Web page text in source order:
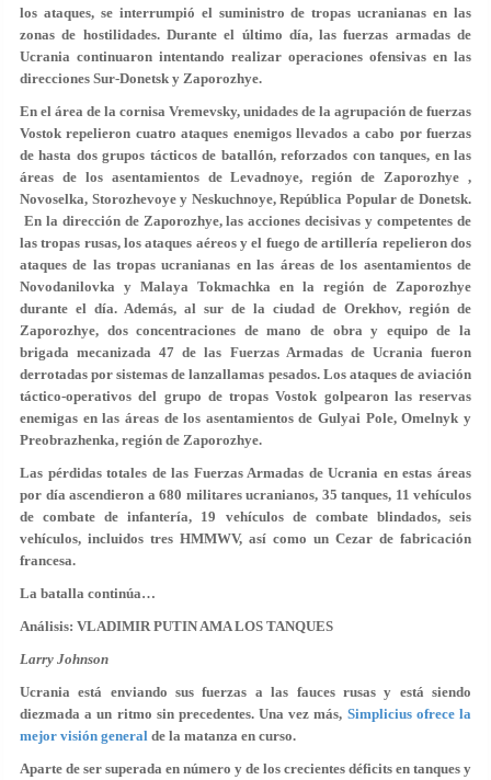
los ataques, se interrumpió el suministro de tropas ucranianas en las
zonas de hostilidades. Durante el último día, las fuerzas armadas de
Ucrania continuaron intentando realizar operaciones ofensivas en las
direcciones Sur-Donetsk y Zaporozhye.
En el área de la cornisa Vremevsky, unidades de la agrupación de fuerzas
Vostok repelieron cuatro ataques enemigos llevados a cabo por fuerzas
de hasta dos grupos tácticos de batallón, reforzados con tanques, en las
áreas de los asentamientos de Levadnoye, región de Zaporozhye ,
Novoselka, Storozhevoye y Neskuchnoye, República Popular de Donetsk.
En la dirección de Zaporozhye, las acciones decisivas y competentes de
las tropas rusas, los ataques aéreos y el fuego de artillería repelieron dos
ataques de las tropas ucranianas en las áreas de los asentamientos de
Novodanilovka y Malaya Tokmachka en la región de Zaporozhye
durante el día. Además, al sur de la ciudad de Orekhov, región de
Zaporozhye, dos concentraciones de mano de obra y equipo de la
brigada mecanizada 47 de las Fuerzas Armadas de Ucrania fueron
derrotadas por sistemas de lanzallamas pesados. Los ataques de aviación
táctico-operativos del grupo de tropas Vostok golpearon las reservas
enemigas en las áreas de los asentamientos de Gulyai Pole, Omelnyk y
Preobrazhenka, región de Zaporozhye.
Las pérdidas totales de las Fuerzas Armadas de Ucrania en estas áreas
por día ascendieron a 680 militares ucranianos, 35 tanques, 11 vehículos
de combate de infantería, 19 vehículos de combate blindados, seis
vehículos, incluidos tres HMMWV, así como un Cezar de fabricación
francesa.
La batalla continúa…
Análisis: VLADIMIR PUTIN AMA LOS TANQUES
Larry Johnson
Ucrania está enviando sus fuerzas a las fauces rusas y está siendo
diezmada a un ritmo sin precedentes. Una vez más, Simplicius ofrece la
mejor visión general de la matanza en curso.
Aparte de ser superada en número y de los crecientes déficits en tanques y